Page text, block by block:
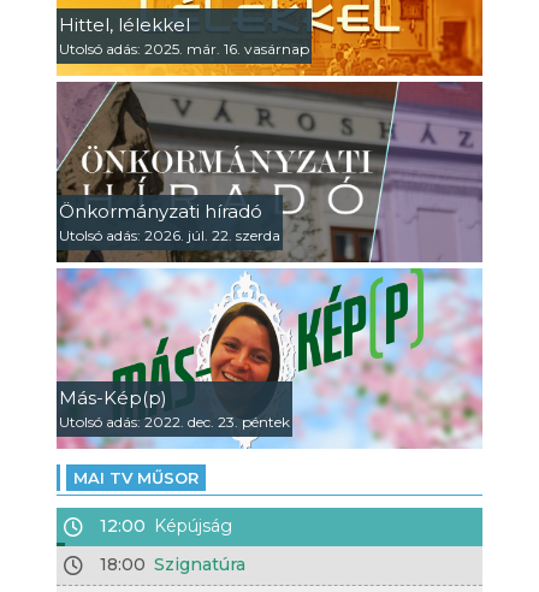
Hittel, lélekkel
Utolsó adás: 2025. már. 16. vasárnap
Önkormányzati híradó
Utolsó adás: 2026. júl. 22. szerda
Más-Kép(p)
Utolsó adás: 2022. dec. 23. péntek
MAI TV MŰSOR
12:00 Képújság
18:00 Szignatúra